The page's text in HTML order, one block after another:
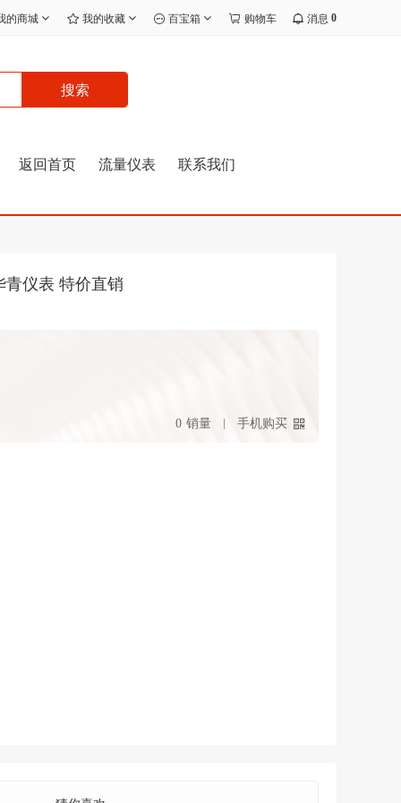
的商城 我的收藏 百宝箱 购物车 消息 0
搜索
返回首页 流量仪表 联系我们
青仪表 特价直销
0 销量 手机购买